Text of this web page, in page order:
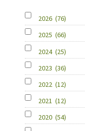
2026 (76)
2025 (66)
2024 (25)
2023 (36)
2022 (12)
2021 (12)
2020 (54)